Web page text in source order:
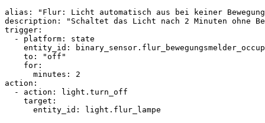
alias: "Flur: Licht automatisch aus bei keiner
description: "Schaltet das Licht nach 2 Minuten ohne
trigger:
  - platform: state
entity_id:
    to: "off"
    for:
      minutes: 2
action:
  - action: light.turn_off
    target:
      entity_id: light.flur_lampe